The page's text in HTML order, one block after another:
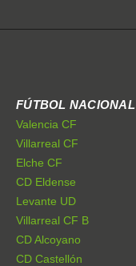
FÚTBOL NACIONAL
Valencia CF
Villarreal CF
Elche CF
CD Eldense
Levante UD
Villarreal CF B
CD Alcoyano
CD Castellón